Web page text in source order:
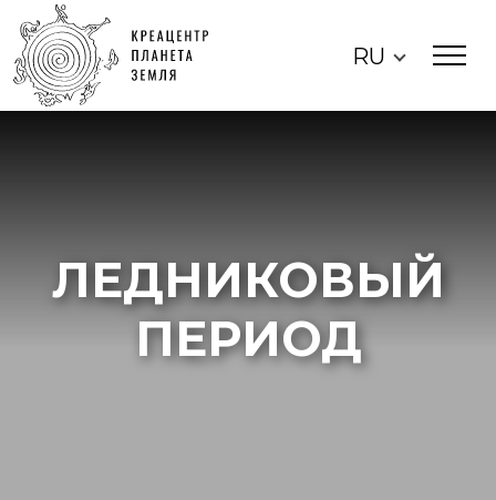
RU
ЛЕДНИКОВЫЙ
ПЕРИОД